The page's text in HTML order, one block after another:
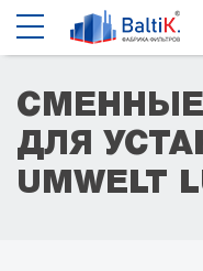
ДЛЯ
UMWELT